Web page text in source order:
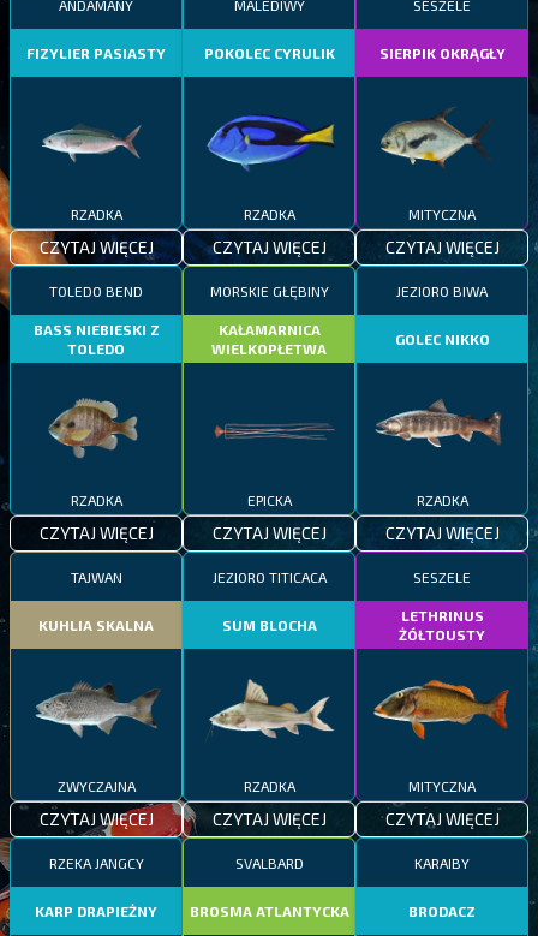
ANDAMANY
FIZYLIER PASIASTY
RZADKA
CZYTAJ WIĘCEJ
MALEDIWY
POKOLEC CYRULIK
RZADKA
CZYTAJ WIĘCEJ
SESZELE
SIERPIK OKRĄGŁY
MITYCZNA
CZYTAJ WIĘCEJ
TOLEDO BEND
BASS NIEBIESKI Z
TOLEDO
RZADKA
CZYTAJ WIĘCEJ
MORSKIE GŁĘBINY
KAŁAMARNICA
WIELKOPŁETWA
EPICKA
CZYTAJ WIĘCEJ
JEZIORO BIWA
GOLEC NIKKO
RZADKA
CZYTAJ WIĘCEJ
TAJWAN
KUHLIA SKALNA
ZWYCZAJNA
CZYTAJ WIĘCEJ
JEZIORO TITICACA
SUM BLOCHA
RZADKA
CZYTAJ WIĘCEJ
SESZELE
LETHRINUS
ŻÓŁTOUSTY
MITYCZNA
CZYTAJ WIĘCEJ
RZEKA JANGCY
KARP DRAPIEŻNY
SVALBARD
BROSMA ATLANTYCKA
KARAIBY
BRODACZ